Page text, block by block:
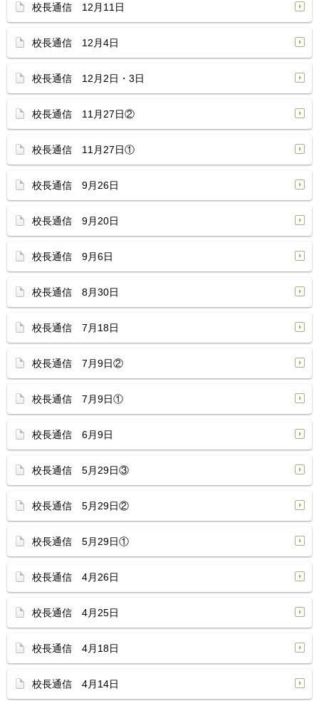
校長通信 12月11日
校長通信 12月4日
校長通信 12月2日・3日
校長通信 11月27日②
校長通信 11月27日①
校長通信 9月26日
校長通信 9月20日
校長通信 9月6日
校長通信 8月30日
校長通信 7月18日
校長通信 7月9日②
校長通信 7月9日①
校長通信 6月9日
校長通信 5月29日③
校長通信 5月29日②
校長通信 5月29日①
校長通信 4月26日
校長通信 4月25日
校長通信 4月18日
校長通信 4月14日